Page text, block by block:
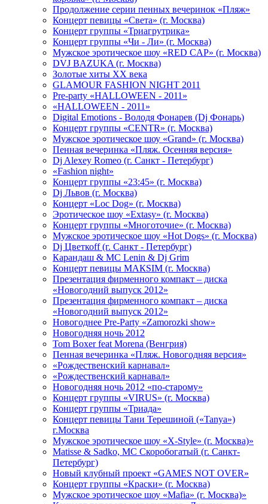
Продолжение серии пенных вечеринок «Пляж»
Концерт певицы «Света» (г. Москва)
Концерт группы «Триагрутрика»
Концерт группы «Чи - Ли» (г. Москва)
Мужское эротическое шоу «RED CAP» (г. Москва)
DVJ BAZUKA (г. Москва)
Золотые хиты XX века
GLAMOUR FASHION NIGHT 2011
Pre-party «HALLOWEEN - 2011»
«HALLOWEEN - 2011»
Digital Emotions - Володя Фонарев (Dj Фонарь)
Концерт группы «CENTR» (г. Москва)
Мужское эротическое шоу «Grand» (г. Москва)
Пенная вечеринка «Пляж. Осенняя версия»
Dj Alexey Romeo (г. Санкт - Петербург)
«Fashion night»
Концерт группы «23:45» (г. Москва)
Dj Львов (г. Москва)
Концерт «Loc Dog» (г. Москва)
Эротическое шоу «Extasy» (г. Москва)
Концерт группы «Многоточие» (г. Москва)
Мужское эротическое шоу «Hot Dogs» (г. Москва)
Dj Цветкоff (г. Санкт - Петербург)
Карандаш & МС Lenin & Dj Grim
Концерт певицы МАКSIМ (г. Москва)
Презентация фирменного компакт – диска
«Новогодний выпуск 2012»
Презентация фирменного компакт – диска
«Новогодний выпуск 2012»
Новогоднее Pre-Party «Zamorozki show»
Новогодняя ночь 2012
Tom Boxer feat Morena (Венгрия)
Пенная вечеринка «Пляж. Новогодняя версия»
«Рождественский карнавал»
«Рождественский карнавал»
Новогодняя ночь 2012 «по-старому»
Концерт группы «VIRUS» (г. Москва)
Концерт группы «Триада»
Концерт певицы Тани Терешиной («Tanya»)
г.Москва
Мужское эротическое шоу «X-Style» (г. Москва)»
Matissе & Sadko, MC Скоробогатый (г. Санкт-
Петербург)
Новый клубный проект «GAMES NOT OVER»
Концерт группы «Краски» (г. Москва)
Мужское эротическое шоу «Mafia» (г. Москва)»